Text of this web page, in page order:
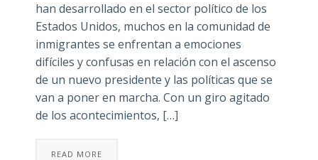
han desarrollado en el sector político de los
Estados Unidos, muchos en la comunidad de
inmigrantes se enfrentan a emociones
difíciles y confusas en relación con el ascenso
de un nuevo presidente y las políticas que se
van a poner en marcha. Con un giro agitado
de los acontecimientos, […]
READ MORE